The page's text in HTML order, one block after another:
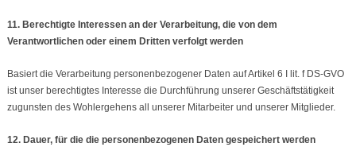
11. Berechtigte Interessen an der Verarbeitung, die von dem
Verantwortlichen oder einem Dritten verfolgt werden
Basiert die Verarbeitung personenbezogener Daten auf Artikel 6 I lit. f DS-GVO
ist unser berechtigtes Interesse die Durchführung unserer Geschäftstätigkeit
zugunsten des Wohlergehens all unserer Mitarbeiter und unserer Mitglieder.
12. Dauer, für die die personenbezogenen Daten gespeichert werden